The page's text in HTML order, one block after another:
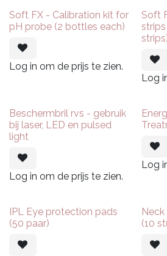
Soft FX - Calibration kit for
pH probe (2 bottles each)
Log in om de prijs te zien.
Soft
Log
Beschermbril rvs - gebruik
bij laser, LED en pulsed
light
Log in om de prijs te zien.
Log
IPL Eye protection pads
(50 paar)
(10